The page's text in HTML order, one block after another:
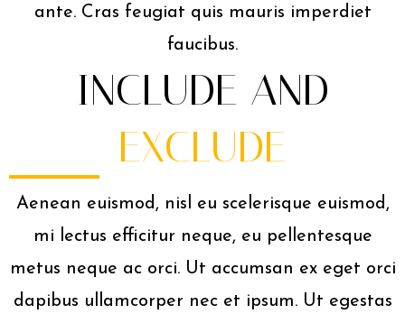
ante. Cras feugiat quis mauris imperdiet
faucibus.
INCLUDE AND
EXCLUDE
Aenean euismod, nisl eu scelerisque euismod,
mi lectus efficitur neque, eu pellentesque
metus neque ac orci. Ut accumsan ex eget orci
dapibus ullamcorper nec et ipsum. Ut egestas